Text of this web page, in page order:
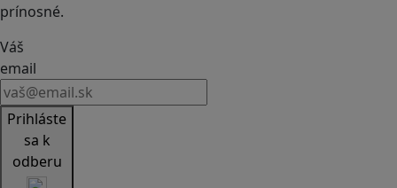
prínosné.
Váš
email
Prihláste
sa k
odberu